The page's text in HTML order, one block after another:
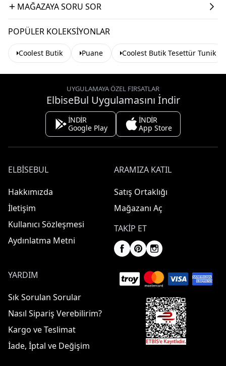
MAĞAZAYA SORU SOR
POPÜLER KOLEKSIYONLAR
Coolest Butik Puane Coolest Butik Tesettür Tunik
UYGULAMAYA ÖZEL FIRSATLAR
ElbiseBul Uygulamasını İndir
İNDİR
Google Play
İNDİR
App Store
ELBISEBUL
Hakkımızda
İletişim
Kullanıcı Sözleşmesi
Aydınlatma Metni
ARAMIZA KATIL
Satış Ortaklığı
Mağazanı Aç
TAKIP ET
YARDIM
Sık Sorulan Sorular
Nasıl Sipariş Verebilirim?
Kargo ve Teslimat
İade, İptal ve Değişim